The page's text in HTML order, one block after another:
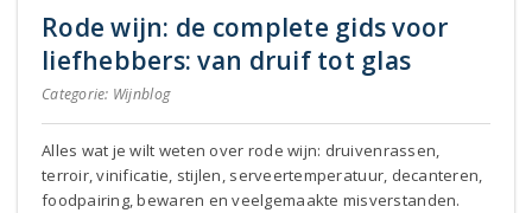
Rode wijn: de complete gids voor
liefhebbers: van druif tot glas
Categorie: Wijnblog
Alles wat je wilt weten over rode wijn: druivenrassen,
terroir, vinificatie, stijlen, serveertemperatuur, decanteren,
foodpairing, bewaren en veelgemaakte misverstanden.